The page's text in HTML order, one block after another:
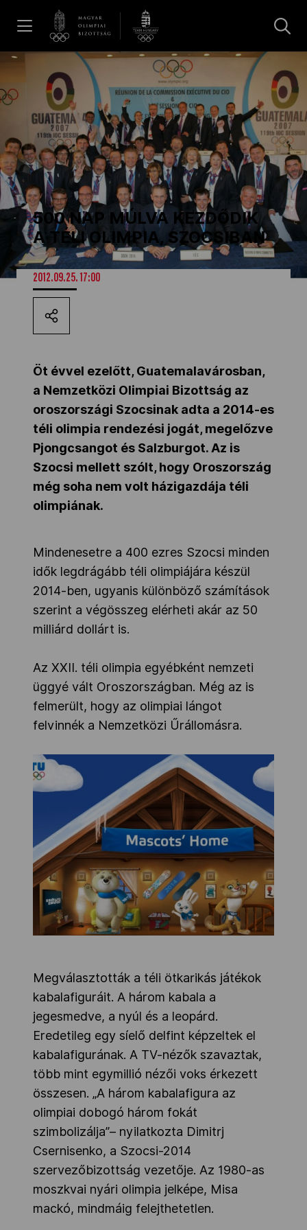
Hírek
Galéria
Dakar 2026
Los Angeles 2028
MOB
Kettőskarrier-program
NOB
Társszervezetek
OVEP
500 NAP MÚLVA KEZDŐDIK
A TÉLI OLIMPIA, SZOCSIBAN
2012.09.25. 17:00
Öt évvel ezelőtt, Guatemalavárosban,
a Nemzetközi Olimpiai Bizottság az
oroszországi Szocsinak adta a 2014-es
téli olimpia rendezési jogát, megelőzve
Pjongcsangot és Salzburgot. Az is
Szocsi mellett szólt, hogy Oroszország
még soha nem volt házigazdája téli
olimpiának.
Mindenesetre a 400 ezres Szocsi minden
idők legdrágább téli olimpiájára készül
2014-ben, ugyanis különböző számítások
szerint a végösszeg elérheti akár az 50
milliárd dollárt is.
Az XXII. téli olimpia egyébként nemzeti
üggyé vált Oroszországban. Még az is
felmerült, hogy az olimpiai lángot
felvinnék a Nemzetközi Űrállomásra.
Megválasztották a téli ötkarikás játékok
kabalafiguráit. A három kabala a
jegesmedve, a nyúl és a leopárd.
Eredetileg egy síelő delfint képzeltek el
kabalafigurának. A TV-nézők szavaztak,
több mint egymillió nézői voks érkezett
összesen. „A három kabalafigura az
olimpiai dobogó három fokát
szimbolizálja”– nyilatkozta Dimitrj
Csernisenko, a Szocsi-2014
szervezőbizottság vezetője. Az 1980-as
moszkvai nyári olimpia jelképe, Misa
mackó, mindmáig felejthetetlen.